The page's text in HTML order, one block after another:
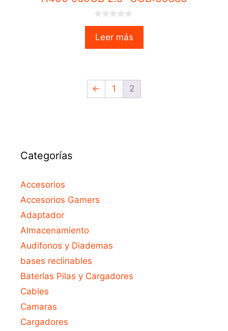
u
Leer más
← 1 2
Categorías
Accesorios
Accesorios Gamers
Adaptador
Almacenamiento
Audifonos y Diademas
bases reclinables
Baterías Pilas y Cargadores
Cables
Camaras
Cargadores